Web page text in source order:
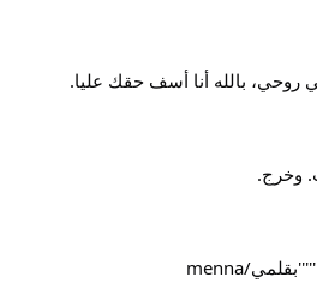
بالله أنا أسف حقك عليا.
وخرج.
"''''''''''''''‘''''''‘''''''''''''''''''''''''''''''''''''بقلمي/menna